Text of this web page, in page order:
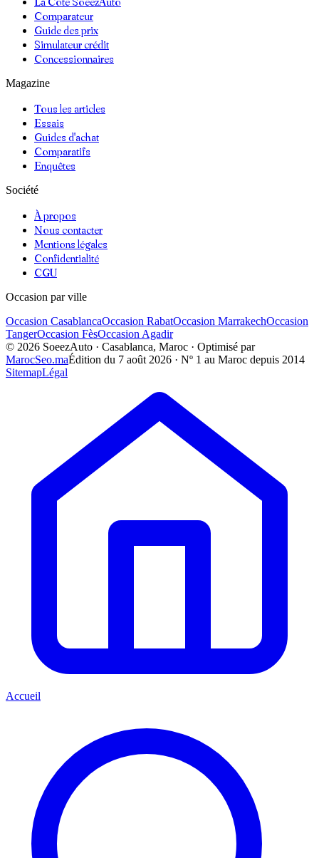
Comparateur
Guide des prix
Simulateur crédit
Concessionnaires
Magazine
Tous les articles
Essais
Guides d'achat
Comparatifs
Enquêtes
Société
À propos
Nous contacter
Mentions légales
Confidentialité
CGU
Occasion par ville
Occasion CasablancaOccasion RabatOccasion MarrakechOccasion
TangerOccasion FèsOccasion Agadir
© 2026 SoeezAuto · Casablanca, Maroc · Optimisé par
MarocSeo.maÉdition du 7 août 2026 · Nº 1 au Maroc depuis 2014
SitemapLégal
Accueil